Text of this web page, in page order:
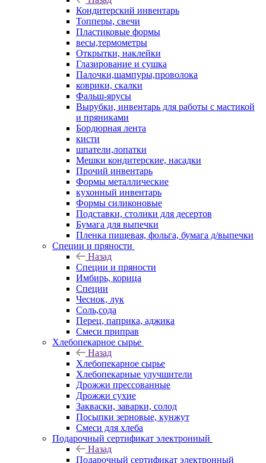
Кондитерский инвентарь
Топперы, свечи
Пластиковые формы
весы,термометры
Открытки, наклейки
Глазирование и сушка
Палочки,шампуры,проволока
коврики, скалки
Фальш-ярусы
Вырубки, инвентарь для работы с мастикой
и пряниками
Бордюрная лента
кисти
шпатели,лопатки
Мешки кондитерские, насадки
Прочий инвентарь
Формы металлические
кухонный инвентарь
Формы силиконовые
Подставки, столики для десертов
Бумага для выпечки
Пленка пищевая, фольга, бумага д/выпечки
Специи и пряности
Назад
Специи и пряности
Имбирь, корица
Специи
Чеснок, лук
Соль,сода
Перец, паприка, аджика
Смеси приправ
Хлебопекарное сырье
Назад
Хлебопекарное сырье
Хлебопекарные улучшители
Дрожжи прессованные
Дрожжи сухие
Закваски, заварки, солод
Посыпки зерновые, кунжут
Смеси для хлеба
Подарочный сертификат электронный
Назад
Подарочный сертификат электронный